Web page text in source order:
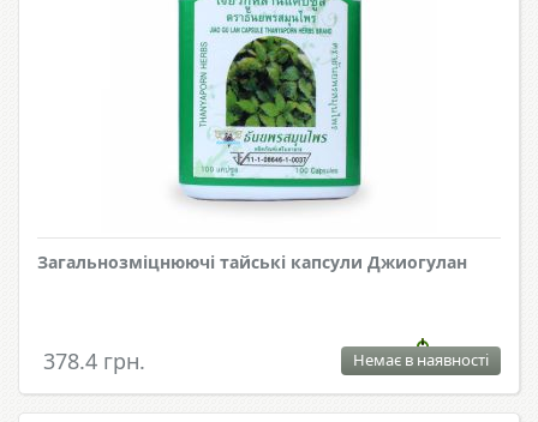
Загальнозміцнюючі тайські капсули Джиогулан
378.4 грн. Немає в наявності